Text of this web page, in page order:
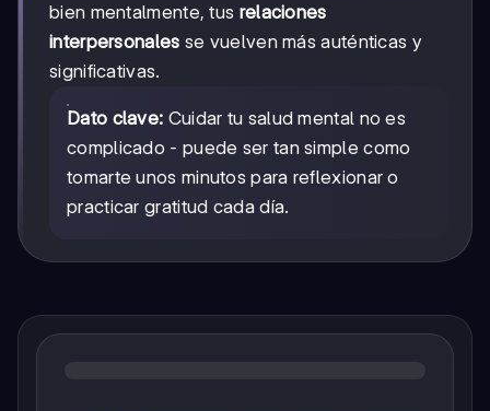
bien mentalmente, tus relaciones
interpersonales se vuelven más auténticas y
significativas.
Dato clave: Cuidar tu salud mental no es
complicado - puede ser tan simple como
tomarte unos minutos para reflexionar o
practicar gratitud cada día.